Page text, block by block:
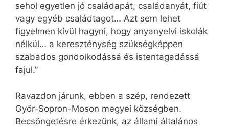
sehol egyetlen jó családapát, családanyát, fiút
vagy egyéb családtagot… Azt sem lehet
figyelmen kívül hagyni, hogy anyanyelvi iskolák
nélkül… a kereszténység szükségképpen
szabados gondolkodássá és istentagadássá
fajul.”
Ravazdon járunk, ebben a szép, rendezett
Győr-Sopron-Moson megyei községben.
Becsöngetésre érkezünk, az állami általános